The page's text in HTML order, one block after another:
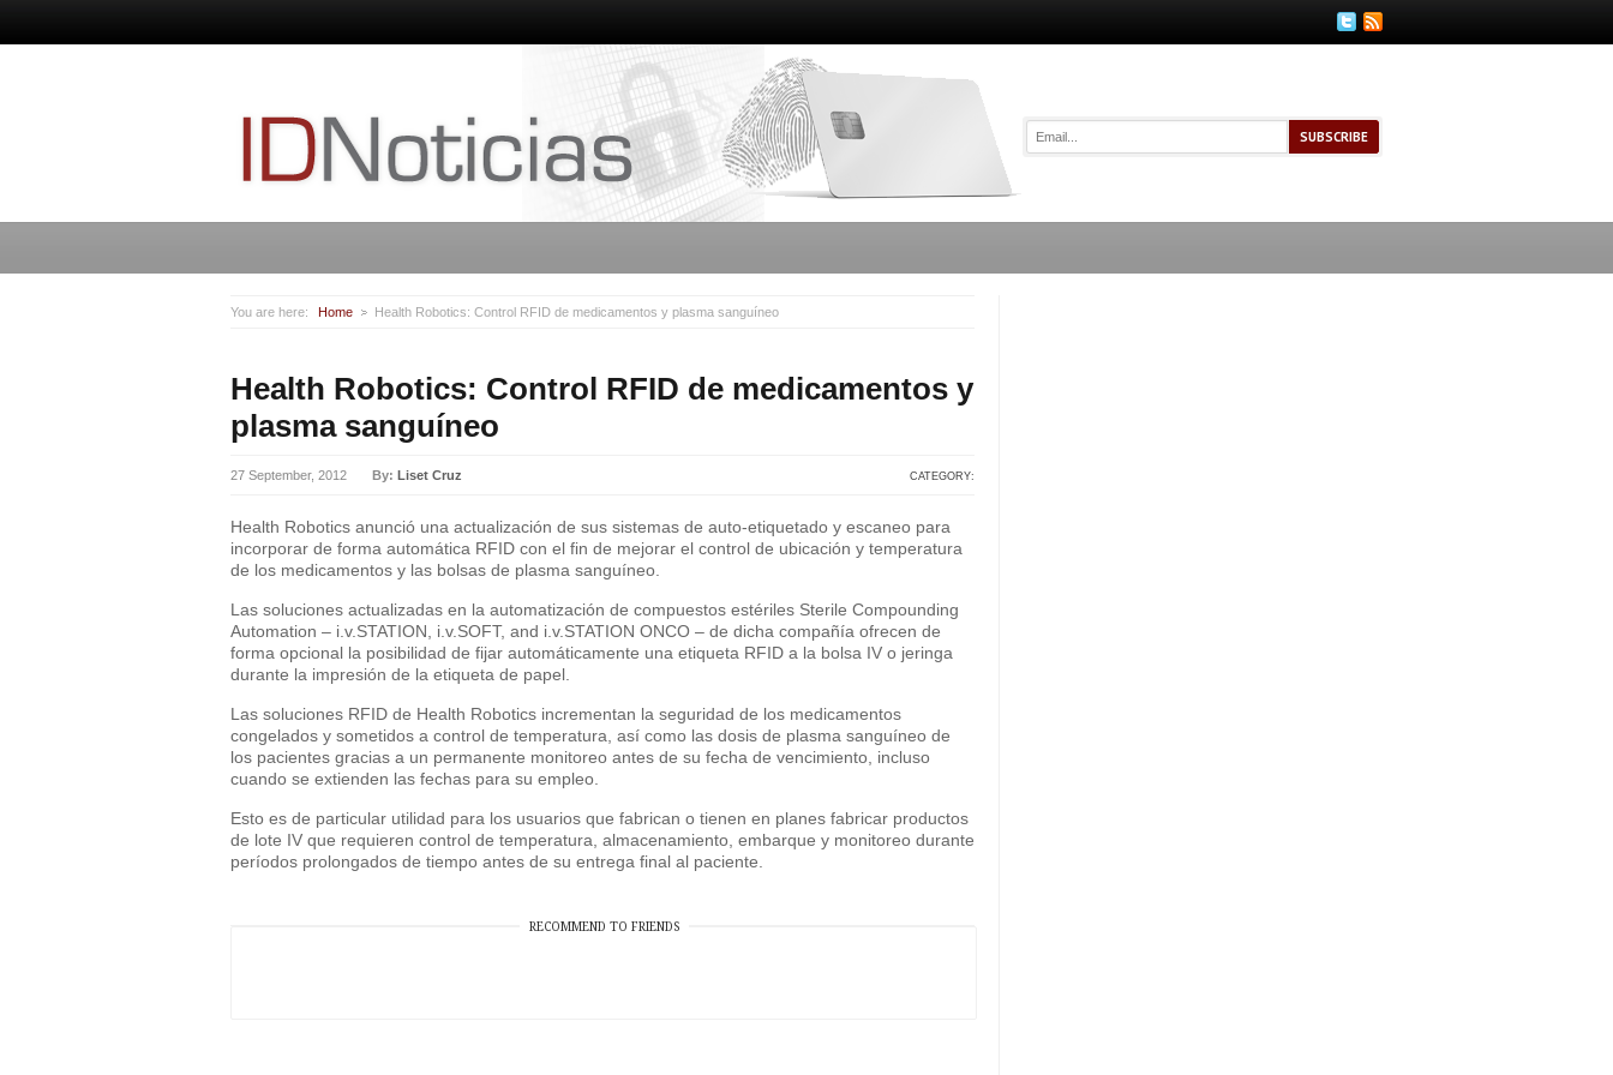
You are here: Home Health Robotics: Control RFID de medicamentos y plasma sanguíneo
Health Robotics: Control RFID de medicamentos y
plasma sanguíneo
27 September, 2012 By: Liset Cruz CATEGORY:
Health Robotics anunció una actualización de sus sistemas de auto-etiquetado y escaneo para
incorporar de forma automática RFID con el fin de mejorar el control de ubicación y temperatura
de los medicamentos y las bolsas de plasma sanguíneo.
Las soluciones actualizadas en la automatización de compuestos estériles Sterile Compounding
Automation – i.v.STATION, i.v.SOFT, and i.v.STATION ONCO – de dicha compañía ofrecen de
forma opcional la posibilidad de fijar automáticamente una etiqueta RFID a la bolsa IV o jeringa
durante la impresión de la etiqueta de papel.
Las soluciones RFID de Health Robotics incrementan la seguridad de los medicamentos
congelados y sometidos a control de temperatura, así como las dosis de plasma sanguíneo de
los pacientes gracias a un permanente monitoreo antes de su fecha de vencimiento, incluso
cuando se extienden las fechas para su empleo.
Esto es de particular utilidad para los usuarios que fabrican o tienen en planes fabricar productos
de lote IV que requieren control de temperatura, almacenamiento, embarque y monitoreo durante
períodos prolongados de tiempo antes de su entrega final al paciente.
RECOMMEND TO FRIENDS